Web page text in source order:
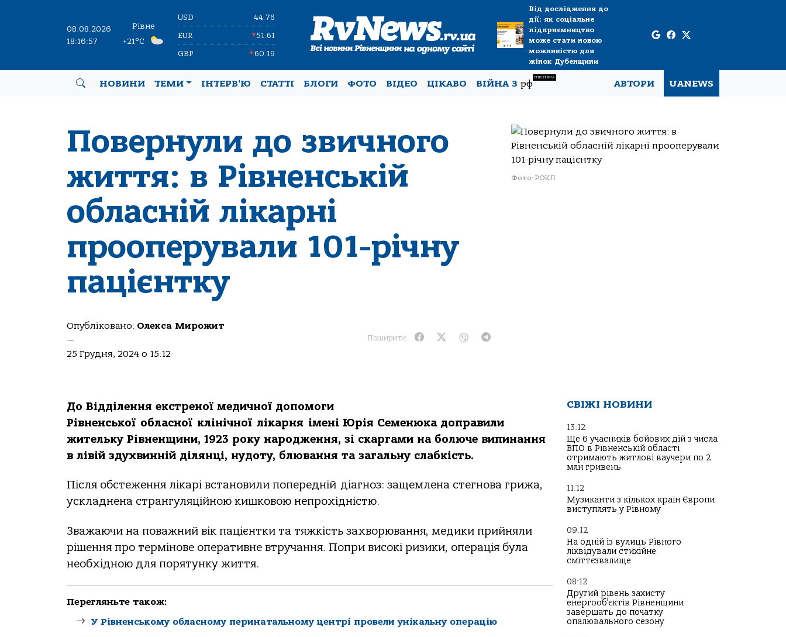
08.08.2026
18:16:57
Рівне
+21°C
USD 44.76
EUR ▼51.61
GBP ▼60.19
Від дослідження до
дії: як соціальне
підприємництво
може стати новою
можливістю для
жінок Дубенщини
НОВИНИ ТЕМИ ІНТЕРВ’Ю СТАТТІ БЛОГИ ФОТО ВІДЕО ЦІКАВО ВІЙНА Зрф
СПЕЦТЕМА
АВТОРИ UANEWS
Повернули до звичного
життя: в Рівненській
обласній лікарні
прооперували 101-річну
пацієнтку
Опубліковано: Олекса Мирожит
—
25 Грудня, 2024 о 15:12
Поширити:
Фото: РОКЛ
До Відділення екстреної медичної допомоги
Рівненської обласної клінічної лікарня імені Юрія Семенюка доправили
жительку Рівненщини, 1923 року народження, зі скаргами на болюче випинання
в лівій здухвинній ділянці, нудоту, блювання та загальну слабкість.
Після обстеження лікарі встановили попередній діагноз: защемлена стегнова грижа,
ускладнена странгуляційною кишковою непрохідністю.
Зважаючи на поважний вік пацієнтки та тяжкість захворювання, медики прийняли
рішення про термінове оперативне втручання. Попри високі ризики, операція була
необхідною для порятунку життя.
Перегляньте також:
У Рівненському обласному перинатальному центрі провели унікальну операцію
СВІЖІ НОВИНИ
13:12
Ще 6 учасників бойових дій з числа
ВПО в Рівненській області
отримають житлові ваучери по 2
млн гривень
11:12
Музиканти з кількох країн Європи
виступлять у Рівному
09:12
На одній із вулиць Рівного
ліквідували стихійне
сміттєзвалище
08:12
Другий рівень захисту
енергооб’єктів Рівненщини
завершать до початку
опалювального сезону